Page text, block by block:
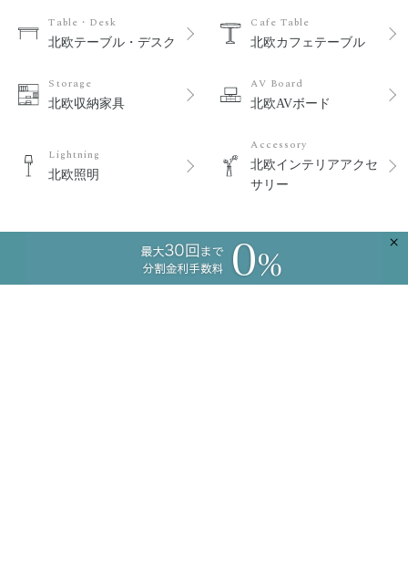
×
Table・Desk
北欧テーブル・デスク
Cafe Table
北欧カフェテーブル
Storage
北欧収納家具
AV Board
北欧AVボード
Lightning
北欧照明
Accessory
北欧インテリアアクセ
サリー